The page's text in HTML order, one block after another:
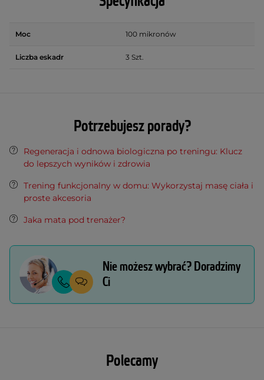
Moc 100 mikronów
Liczba eskadr 3 Szt.
Potrzebujesz porady?
Regeneracja i odnowa biologiczna po treningu: Klucz
do lepszych wyników i zdrowia
Trening funkcjonalny w domu: Wykorzystaj masę ciała i
proste akcesoria
Jaka mata pod trenażer?
Nie możesz wybrać? Doradzimy
Ci
Polecamy